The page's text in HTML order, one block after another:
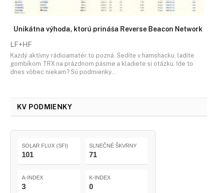
Unikátna výhoda, ktorú prináša Reverse Beacon Network
LF+HF
Každý aktívny rádioamatér to pozná. Sedíte v hamshacku, ladíte
gombíkom TRX na prázdnom pásme a kladiete si otázku: Ide to
dnes vôbec niekam? Sú podmienky…
KV PODMIENKY
SOLAR FLUX (SFI)
101
SLNEČNÉ ŠKVRNY
71
A-INDEX
3
K-INDEX
0